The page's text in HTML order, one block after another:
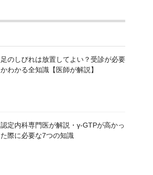
足のしびれは放置してよい？受診が必要
かわかる全知識【医師が解説】
認定内科専門医が解説・γ-GTPが高かっ
た際に必要な7つの知識